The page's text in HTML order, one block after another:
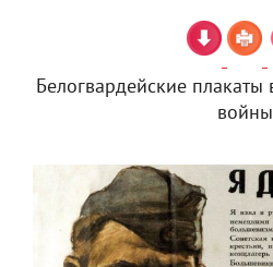
Белогвардейские
войны